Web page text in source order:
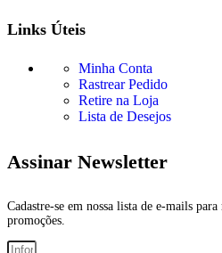
Links Úteis
Minha Conta
Rastrear Pedido
Retire na Loja
Lista de Desejos
Assinar Newsletter
Cadastre-se em nossa lista de e-mails
promoções.